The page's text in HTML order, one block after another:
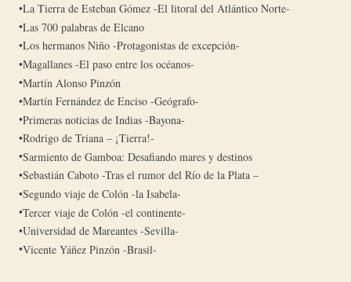
La Tierra de Esteban Gómez -El litoral del Atlántico Norte-
Las 700 palabras de Elcano
Los hermanos Niño -Protagonistas de excepción-
Magallanes -El paso entre los océanos-
Martín Alonso Pinzón
Martín Fernández de Enciso -Geógrafo-
Primeras noticias de Indias -Bayona-
Rodrigo de Triana – ¡Tierra!-
Sarmiento de Gamboa: Desafiando mares y destinos
Sebastián Caboto -Tras el rumor del Río de la Plata –
Segundo viaje de Colón -la Isabela-
Tercer viaje de Colón -el continente-
Universidad de Mareantes -Sevilla-
Vicente Yáñez Pinzón -Brasil-